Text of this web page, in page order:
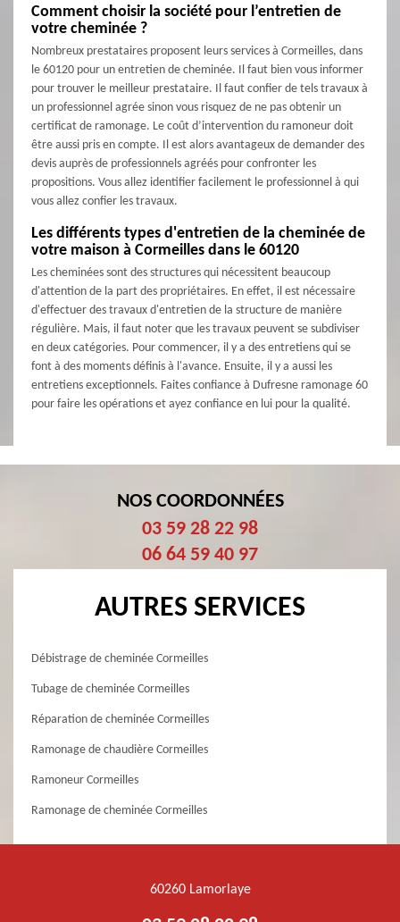
Comment choisir la société pour l’entretien de
votre cheminée ?
Nombreux prestataires proposent leurs services à Cormeilles, dans
le 60120 pour un entretien de cheminée. Il faut bien vous informer
pour trouver le meilleur prestataire. Il faut confier de tels travaux à
un professionnel agrée sinon vous risquez de ne pas obtenir un
certificat de ramonage. Le coût d’intervention du ramoneur doit
être aussi pris en compte. Il est alors avantageux de demander des
devis auprès de professionnels agréés pour confronter les
propositions. Vous allez identifier facilement le professionnel à qui
vous allez confier les travaux.
Les différents types d'entretien de la cheminée de
votre maison à Cormeilles dans le 60120
Les cheminées sont des structures qui nécessitent beaucoup
d'attention de la part des propriétaires. En effet, il est nécessaire
d'effectuer des travaux d'entretien de la structure de manière
régulière. Mais, il faut noter que les travaux peuvent se subdiviser
en deux catégories. Pour commencer, il y a des entretiens qui se
font à des moments définis à l'avance. Ensuite, il y a aussi les
entretiens exceptionnels. Faites confiance à Dufresne ramonage 60
pour faire les opérations et ayez confiance en lui pour la qualité.
NOS COORDONNÉES
03 59 28 22 98
06 64 59 40 97
AUTRES SERVICES
Débistrage de cheminée Cormeilles
Tubage de cheminée Cormeilles
Réparation de cheminée Cormeilles
Ramonage de chaudière Cormeilles
Ramoneur Cormeilles
Ramonage de cheminée Cormeilles
60260 Lamorlaye